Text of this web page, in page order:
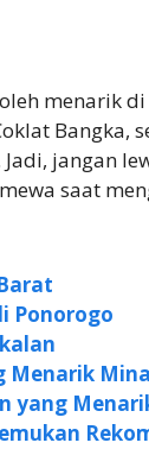
menarik
Bangka,
jangan
saat
Ponorogo
Menarik
yang